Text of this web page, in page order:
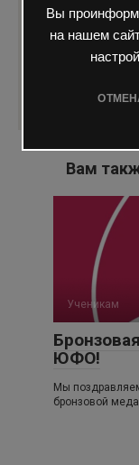
Вы
на нашем
Вам
Ученикам
ЮФО!
Мы
бронзовой